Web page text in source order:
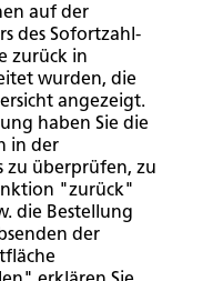
auf der
des Sofortzahl-
zurück in
wurden, die
angezeigt.
haben Sie die
in der
zu überprüfen, zu
"zurück"
die Bestellung
der